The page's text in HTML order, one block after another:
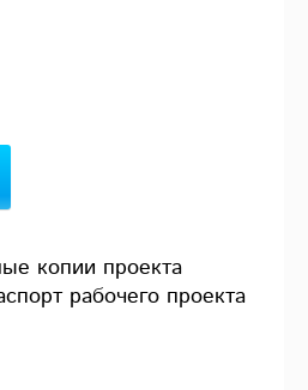
копии проекта
рабочего проекта